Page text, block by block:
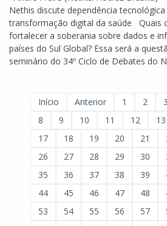
Nethis discute dependência
transformação digital da saúde Quais
fortalecer a soberania sobre dados e
países do Sul Global? Essa será a
seminário do 34º Ciclo de Debates do
Início Anterior 1 2 3
8
9 10 11 12 13
17
18 19 20 21
26
27 28 29 30
35
36 37 38 39
44
45 46 47 48
53
54 55 56 57